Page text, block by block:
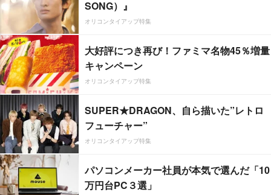
SONG）』
オリコンタイアップ特集
大好評につき再び！ファミマ名物45％増量
キャンペーン
オリコンタイアップ特集
SUPER★DRAGON、自ら描いた”レトロ
フューチャー”
オリコンタイアップ特集
パソコンメーカー社員が本気で選んだ「10
万円台PC３選」